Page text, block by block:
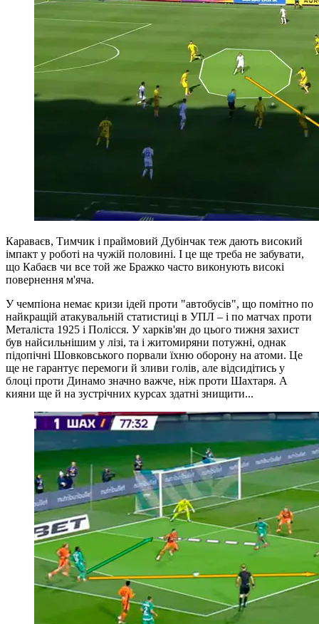
Караваєв, Тимчик і праймовий Дубінчак теж дають високий
імпакт у роботі на чужій половині. І це ще треба не забувати,
що Кабаєв чи все той же Бражко часто виконують високі
У чемпіона немає кризи ідей проти "автобусів", що помітно по
найкращій атакувальній статистиці в УПЛ – і по матчах проти
Металіста 1925 і Полісся. У харків'ян до цього тижня захист
підопічні Шовковського порвали їхню оборону на атоми. Це
ще не гарантує перемоги й зливи голів, але відсидітись у
блоці проти Динамо значно важче, ніж проти Шахтаря. А
кияни ще й на зустрічних курсах здатні знищити...